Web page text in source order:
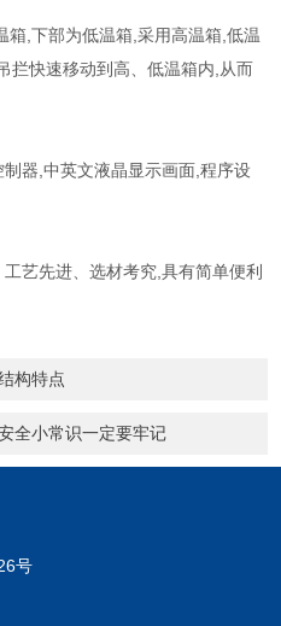
,下部为低温箱,采用高温箱,低温
拦快速移动到高、低温箱内,从而
器,中英文液晶显示画面,程序设
先进、选材考究,具有简单便利
构特点
全小常识一定要牢记
号